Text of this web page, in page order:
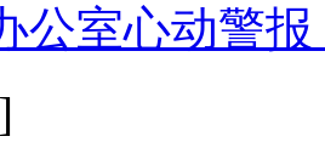
公室心动警